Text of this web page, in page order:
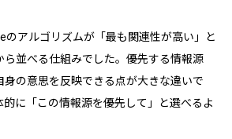
のアルゴリズムが「最も関連性が高い」と
ら並べる仕組みでした。優先する情報源
身の意思を反映できる点が大きな違いで
に「この情報源を優先して」と選べるよ